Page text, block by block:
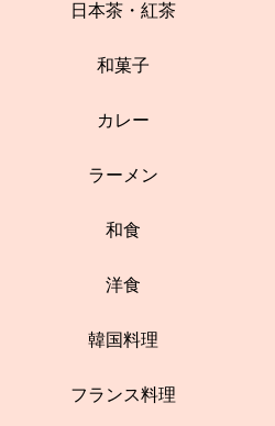
日本茶・紅茶
和菓子
カレー
ラーメン
和食
洋食
韓国料理
フランス料理